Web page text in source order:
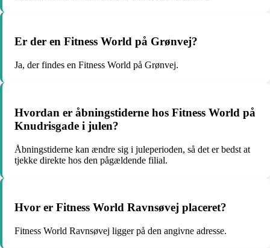
Er der en Fitness World på Grønvej?
Ja, der findes en Fitness World på Grønvej.
Hvordan er åbningstiderne hos Fitness World på
Knudrisgade i julen?
Åbningstiderne kan ændre sig i juleperioden, så det er bedst at
tjekke direkte hos den pågældende filial.
Hvor er Fitness World Ravnsøvej placeret?
Fitness World Ravnsøvej ligger på den angivne adresse.